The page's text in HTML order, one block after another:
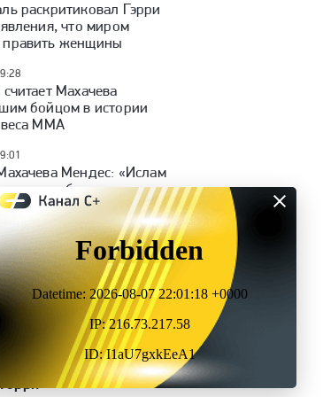
«Факел» — «Динамо»
(Москва): Кубок России,
видеообзор матча
раскритиковал Гэрри
что миром
женщины
Махачева
бойцом в истории
веса ММА
Мендес: «Ислам
тому, чтобы стать лучшим
смешанных
Night 284 Гамрот —
дата и время, кард
где смотреть трансляцию
ждет от Махачева
победы